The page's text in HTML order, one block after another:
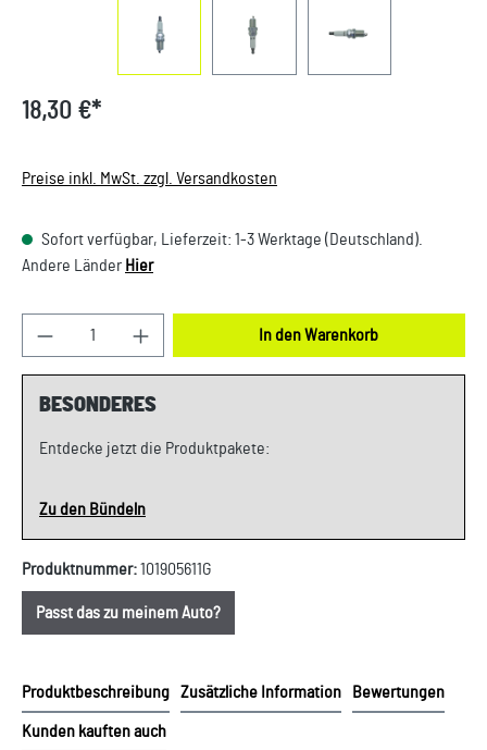
18,30 €*
Preise inkl. MwSt. zzgl. Versandkosten
Sofort verfügbar, Lieferzeit: 1-3 Werktage (Deutschland).
Andere Länder Hier
Produkt Anzahl: Gib den gewünschten Wert ein
In den Warenkorb
BESONDERES
Entdecke jetzt die Produktpakete:
Zu den Bündeln
Produktnummer:101905611G
Passt das zu meinem Auto?
Produktbeschreibung Zusätzliche Information Bewertungen
Kunden kauften auch